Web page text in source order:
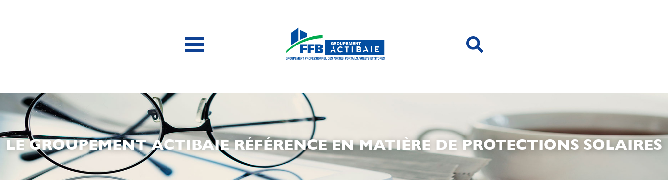
LE GROUPEMENT ACTIBAIE RÉFÉRENCE EN MATIÈRE DE PROTECTIONS SOLAIRES